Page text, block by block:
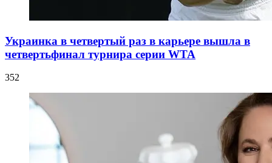
Украинка в четвертый раз в карьере вышла в
четвертьфинал турнира серии WTA
352